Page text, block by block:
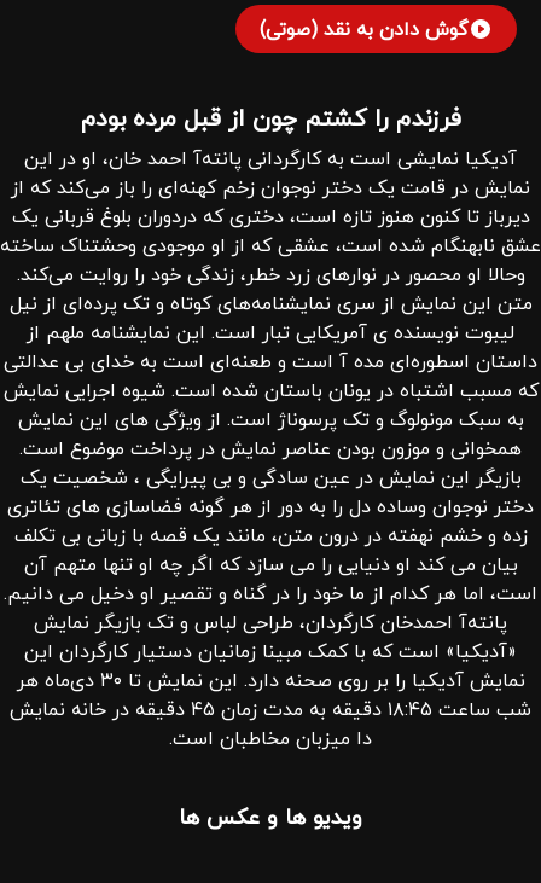
گوش دادن به نقد (صوتی)
فرزندم را کشتم چون از قبل مرده بودم
آدیکیا نمایشی است به کارگردانی پانته‌آ احمد خان، او در این
نمایش در قامت یک دختر نوجوان زخم کهنه‌ای را باز می‌کند که از
دیرباز تا کنون هنوز تازه است، دختری که دردوران بلوغ قربانی یک
عشق نابهنگام شده است، عشقی که از او موجودی وحشتناک ساخته
وحالا او محصور در نوارهای زرد خطر، زندگی خود را روایت می‌کند.
متن این نمایش از سری نمایشنامه‌های کوتاه و تک پرده‌ای از نیل
لیبوت نویسنده ی آمریکایی تبار است. این نمایشنامه ملهم از
داستان اسطوره‌ای مده آ است و طعنه‌ای است به خدای بی عدالتی
که مسبب اشتباه در یونان باستان شده است. شیوه اجرایی نمایش
به سبک مونولوگ و تک پرسوناژ است. از ویژگی های این نمایش
همخوانی و موزون بودن عناصر نمایش در پرداخت موضوع است.
بازیگر این نمایش در عین سادگی و بی پیرایگی ، شخصیت یک
دختر نوجوان وساده دل را به دور از هر گونه فضاسازی های تئاتری
زده و خشم نهفته در درون متن، مانند یک قصه با زبانی بی تکلف
بیان می کند او دنیایی را می سازد که اگر چه او تنها متهم آن
است، اما هر کدام از ما خود را در گناه و تقصیر او دخیل می دانیم.
پانته‌‌آ ‌احمدخان کارگردان، طراحی لباس و تک بازیگر نمایش
«آدیکیا» است که با کمک مبینا زمانیان دستیار کارگردان این
نمایش آدیکیا را بر روی صحنه دارد. این نمایش تا ۳۰ دی‌ماه هر
شب ساعت ۱۸:۴۵ دقیقه به مدت زمان ۴۵ دقیقه در خانه نمایش
دا میزبان مخاطبان است.
ویدیو ها و عکس ها